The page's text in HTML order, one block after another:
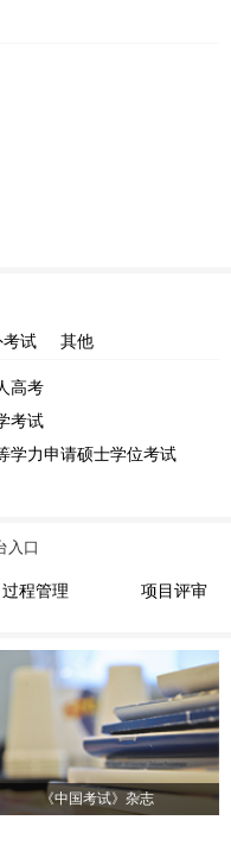
考试 其他
高考
考试
学力申请硕士学位考试
入口
过程管理 项目评审
《中国考试》杂志